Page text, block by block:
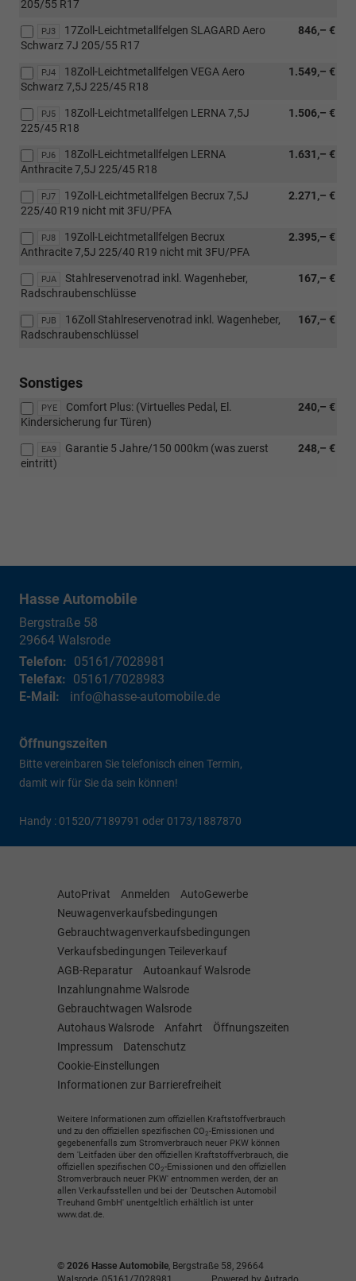
205/55 R17
PJ3 846,– €
17Zoll-Leichtmetallfelgen SLAGARD Aero
Schwarz 7J 205/55 R17
PJ4 1.549,– €
18Zoll-Leichtmetallfelgen VEGA Aero
Schwarz 7,5J 225/45 R18
PJ5 1.506,– €
18Zoll-Leichtmetallfelgen LERNA 7,5J
225/45 R18
PJ6 1.631,– €
18Zoll-Leichtmetallfelgen LERNA
Anthracite 7,5J 225/45 R18
PJ7 2.271,– €
19Zoll-Leichtmetallfelgen Becrux 7,5J
225/40 R19 nicht mit 3FU/PFA
PJ8 2.395,– €
19Zoll-Leichtmetallfelgen Becrux
Anthracite 7,5J 225/40 R19 nicht mit 3FU/PFA
PJA 167,– €
Stahlreservenotrad inkl. Wagenheber,
Radschraubenschlüsse
PJB 167,– €
16Zoll Stahlreservenotrad inkl. Wagenheber,
Radschraubenschlüssel
Sonstiges
PYE 240,– €
Comfort Plus: (Virtuelles Pedal, El.
Kindersicherung fur Türen)
EA9 248,– €
Garantie 5 Jahre/150 000km (was zuerst
eintritt)
Hasse Automobile
Bergstraße 58
29664 Walsrode
Telefon: 05161/7028981
Telefax: 05161/7028983
E-Mail:
info@hasse-automobile.de
Öffnungszeiten
Bitte vereinbaren Sie telefonisch einen Termin,
damit wir für Sie da sein können!
Handy : 01520/7189791 oder 0173/1887870
AutoPrivat Anmelden
AutoGewerbe
Neuwagenverkaufsbedingungen
Gebrauchtwagenverkaufsbedingungen
Verkaufsbedingungen Teileverkauf
AGB-Reparatur
Autoankauf Walsrode
Inzahlungnahme Walsrode
Gebrauchtwagen Walsrode
Autohaus Walsrode
Anfahrt
Öffnungszeiten
Impressum
Datenschutz
Cookie-Einstellungen
Informationen zur Barrierefreiheit
Weitere Informationen zum offiziellen Kraftstoffverbrauch
und zu den offiziellen spezifischen CO2-Emissionen und
gegebenenfalls zum Stromverbrauch neuer PKW können
dem 'Leitfaden über den offiziellen Kraftstoffverbrauch, die
offiziellen spezifischen CO2-Emissionen und den offiziellen
Stromverbrauch neuer PKW' entnommen werden, der an
allen Verkaufsstellen und bei der 'Deutschen Automobil
Treuhand GmbH' unentgeltlich erhältlich ist unter
www.dat.de.
© 2026 Hasse Automobile Bergstraße 58 29664